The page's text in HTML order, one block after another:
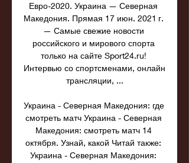
Евро-2020. Украина — Северная
Македония. Прямая 17 июн. 2021 г.
— Самые свежие новости
российского и мирового спорта
только на сайте Sport24.ru!
Интервью со спортсменами, онлайн
трансляции, ...
Украина - Северная Македония: где
смотреть матч Украина - Северная
Македония: смотреть матч 14
октября. Узнай, какой Читай также:
Украина - Северная Македония: